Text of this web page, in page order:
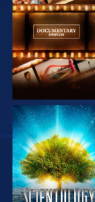
UTFORSK SERIEN
UTFORSK SERIEN